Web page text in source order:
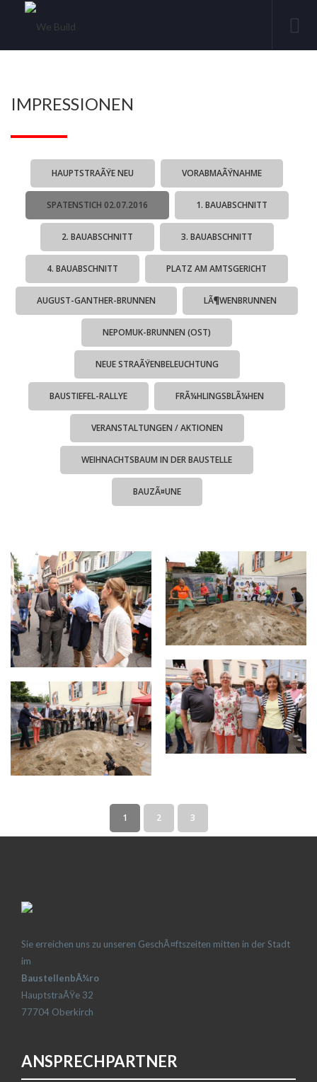
IMPRESSIONEN
HAUPTSTRAÃŸE NEU VORABMAÃŸNAHME
SPATENSTICH 02.07.2016 1. BAUABSCHNITT
2. BAUABSCHNITT 3. BAUABSCHNITT
4. BAUABSCHNITT PLATZ AM AMTSGERICHT
AUGUST-GANTHER-BRUNNEN LÃ¶WENBRUNNEN
NEPOMUK-BRUNNEN (OST)
NEUE STRAÃŸENBELEUCHTUNG
BAUSTIEFEL-RALLYE FRÃ¼HLINGSBLÃ¼HEN
VERANSTALTUNGEN / AKTIONEN
WEIHNACHTSBAUM IN DER BAUSTELLE
BAUZÃ¤UNE
1 2 3
Sie erreichen uns zu unseren GeschÃ¤ftszeiten mitten in der Stadt
im
BaustellenbÃ¼ro
HauptstraÃŸe 32
77704 Oberkirch
ANSPRECHPARTNER